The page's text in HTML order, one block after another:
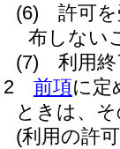
(6)
許可
布しない
(7)
利用
2
前項に定
ときは、
(利用の許